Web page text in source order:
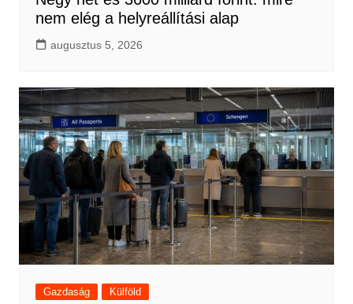
nem elég a helyreállítási alap
augusztus 5, 2026
Gazdaság Külföld